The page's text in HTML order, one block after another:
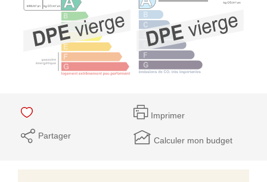
Imprimer
Partager Calculer mon budget